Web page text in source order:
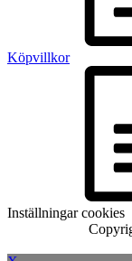
Köpvillkor
Inställningar cookies